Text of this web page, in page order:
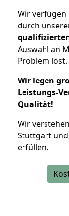
Wir verfügen
durch
Auswahl an
Problem löst.
Wir legen
Leistungs-
Qualität!
Wir
Stuttgart und
erfüllen.